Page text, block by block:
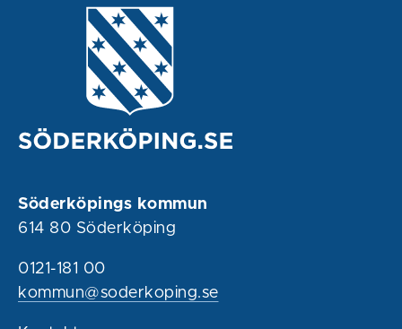
Söderköpings kommun
614 80 Söderköping
0121-181 00
kommun@soderkoping.se